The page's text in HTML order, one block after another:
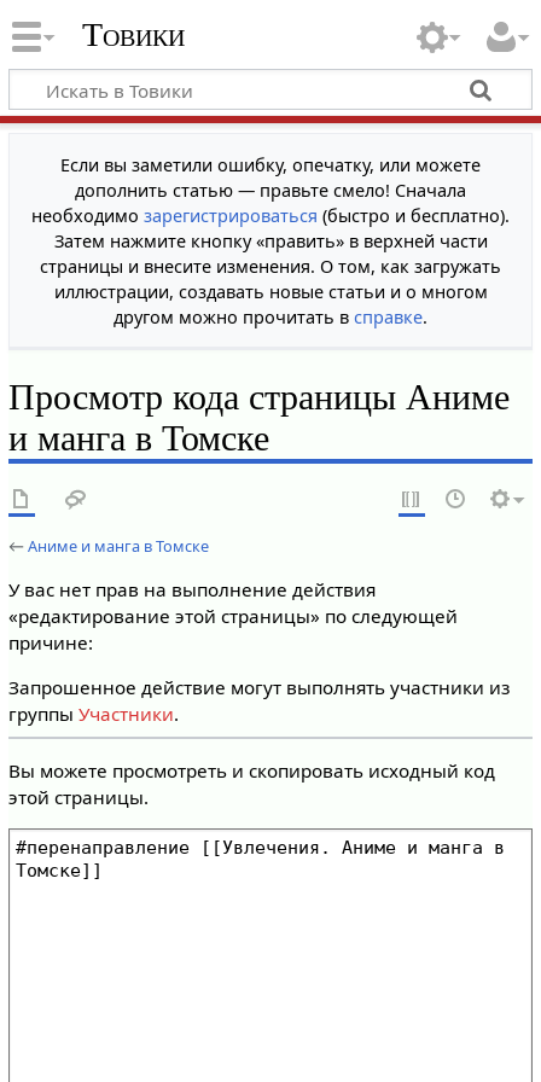
Товики
Если вы заметили ошибку, опечатку, или можете
дополнить статью — правьте смело! Сначала
необходимо зарегистрироваться (быстро и бесплатно).
Затем нажмите кнопку «править» в верхней части
страницы и внесите изменения. О том, как загружать
иллюстрации, создавать новые статьи и о многом
другом можно прочитать в справке.
Просмотр кода страницы Аниме
и манга в Томске
←Аниме и манга в Томске
У вас нет прав на выполнение действия
«редактирование этой страницы» по следующей
причине:
Запрошенное действие могут выполнять участники из
группы Участники.
Вы можете просмотреть и скопировать исходный код
этой страницы.